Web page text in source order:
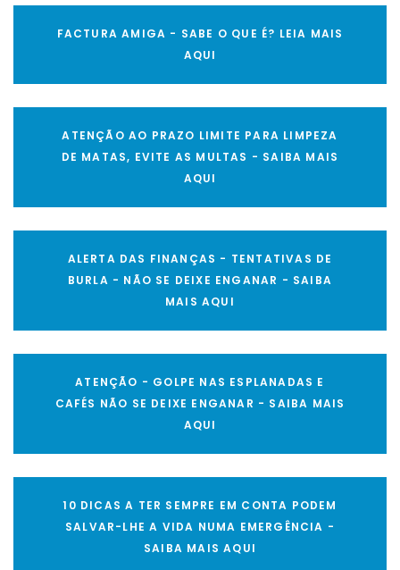
FACTURA AMIGA - SABE O QUE É? LEIA MAIS
AQUI
ATENÇÃO AO PRAZO LIMITE PARA LIMPEZA
DE MATAS, EVITE AS MULTAS - SAIBA MAIS
AQUI
ALERTA DAS FINANÇAS - TENTATIVAS DE
BURLA - NÃO SE DEIXE ENGANAR - SAIBA
MAIS AQUI
ATENÇÃO - GOLPE NAS ESPLANADAS E
CAFÉS NÃO SE DEIXE ENGANAR - SAIBA MAIS
AQUI
10 DICAS A TER SEMPRE EM CONTA PODEM
SALVAR-LHE A VIDA NUMA EMERGÊNCIA -
SAIBA MAIS AQUI